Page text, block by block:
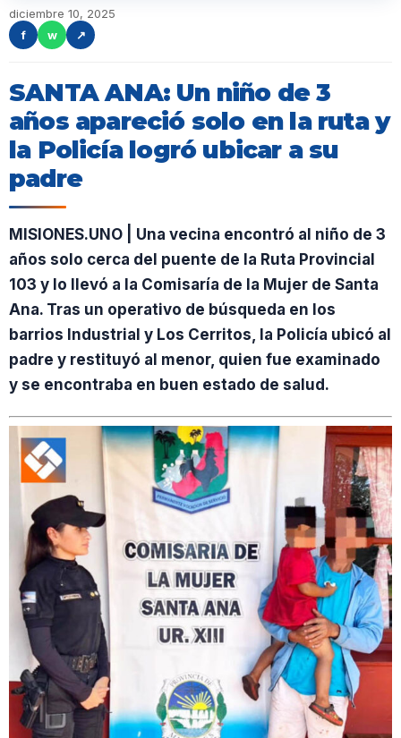
diciembre 10, 2025
f
w ↗
SANTA ANA: Un niño de 3
años apareció solo en la ruta y
la Policía logró ubicar a su
padre
MISIONES.UNO | Una vecina encontró al niño de 3
años solo cerca del puente de la Ruta Provincial
103 y lo llevó a la Comisaría de la Mujer de Santa
Ana. Tras un operativo de búsqueda en los
barrios Industrial y Los Cerritos, la Policía ubicó al
padre y restituyó al menor, quien fue examinado
y se encontraba en buen estado de salud.